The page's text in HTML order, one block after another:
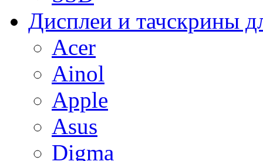
Дисплеи и тачскрины
Acer
Ainol
Apple
Asus
Digma